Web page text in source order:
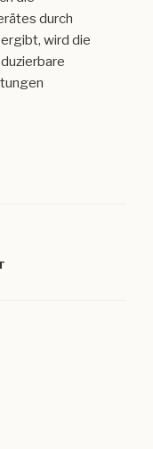
durch
wird die